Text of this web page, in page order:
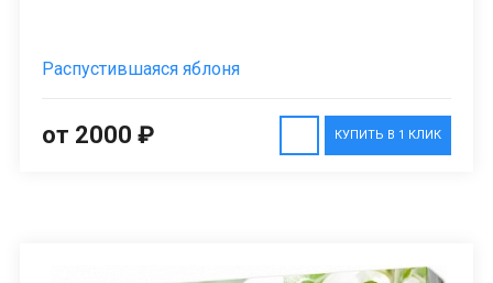
Распустившаяся яблоня
КУПИТЬ В 1 КЛИК
от 2000 ₽